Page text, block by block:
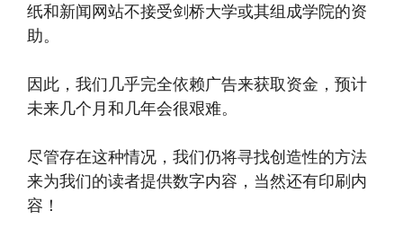
纸和新闻网站不接受剑桥大学或其组成学院的资
助。
因此，我们几乎完全依赖广告来获取资金，预计
未来几个月和几年会很艰难。
尽管存在这种情况，我们仍将寻找创造性的方法
来为我们的读者提供数字内容，当然还有印刷内
容！